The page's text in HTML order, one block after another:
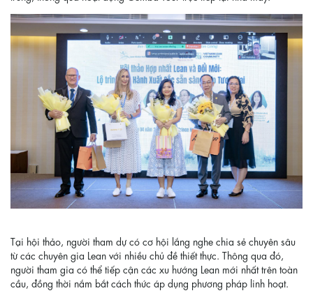
Tại hội thảo, người tham dự có cơ hội lắng nghe chia sẻ chuyên sâu
từ các chuyên gia Lean với nhiều chủ đề thiết thực. Thông qua đó,
người tham gia có thể tiếp cận các xu hướng Lean mới nhất trên toàn
cầu, đồng thời nắm bắt cách thức áp dụng phương pháp linh hoạt.